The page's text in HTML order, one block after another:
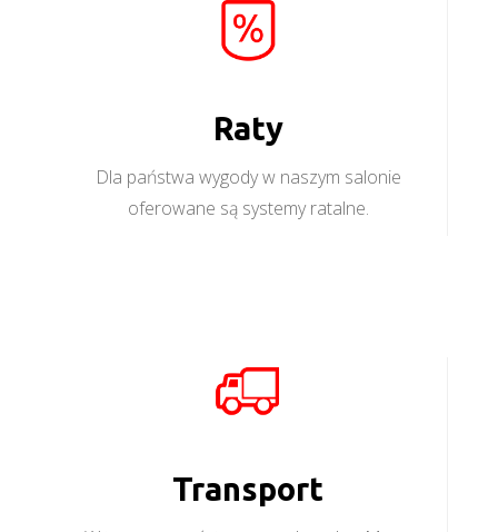
Raty
Dla państwa wygody w naszym salonie
oferowane są systemy ratalne.
Transport